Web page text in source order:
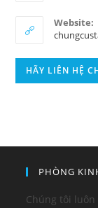
Website:
HÃY LIÊN HỆ
PHÒNG
Chúng tôi